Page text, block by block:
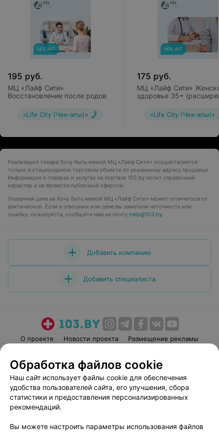
195 руб.
МЦ «Лайф Сити»
Восстановление после родов
«Life City (Чек-апы)»
175 руб.
МЦ «Лайф Сити»
здоровье 35+
«Life City (Чек-апы)»
Реализация товара Хочу быть мамой МЦ «Лайф Сити» осуществляется
только в стационарном торговом объекте по указанному адресу продавца.
Информация о товарах и услугах на портале 103.by носит справочный
характер и не является публичной офертой.
Указанная цена на Хочу быть мамой МЦ «Лайф Сити» может отличаться от
фактической. Если в описании или цене вы заметили неточность или
ошибку, пожалуйста, сообщите нам на почту help@103.by.
Добавить компанию
Добавить специалиста
О проекте Новости проекта
Размещение рекламы
Пользовательское соглашение
Способы оплаты
Вакансии
Партнеры
Написать руководителю 103.by
Обработка файлов cookie
Наш сайт использует файлы cookie для обеспечения
удобства пользователей сайта, его улучшения, сбора
статистики и предоставления персонализированных
рекомендаций.
Вы можете настроить параметры использования файлов